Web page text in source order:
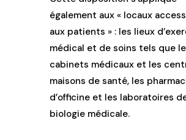
également aux « locaux
aux patients » : les lieux
médical et de soins tels que
cabinets médicaux et les
maisons de santé, les
d’officine et les laboratoires
biologie médicale.